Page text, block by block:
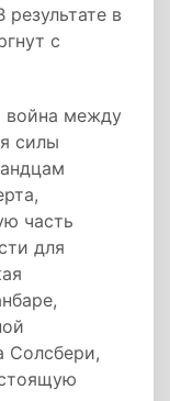
в
с
война между
силы
часть
для
Солсбери,